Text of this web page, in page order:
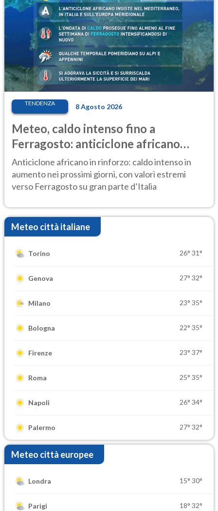
TENDENZA 8 Agosto 2026
Meteo, caldo intenso fino a
Ferragosto: anticiclone africano
ancora protagonista
Anticiclone africano in rinforzo: caldo intenso in
aumento nei prossimi giorni, con valori estremi
verso Ferragosto su gran parte d’Italia
Meteo città italiane
Torino 26° 31°
Genova 27° 32°
Milano 23° 35°
Bologna 22° 35°
Firenze 23° 37°
Roma 25° 35°
Napoli 26° 34°
Palermo 27° 32°
Meteo città europee
Londra 15° 30°
Parigi 18° 32°